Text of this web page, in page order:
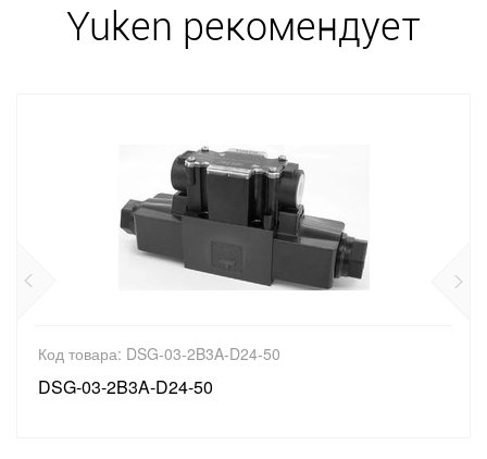
Yuken рекомендует
Код товара: DSG-03-2B3A-D24-50
DSG-03-2B3A-D24-50